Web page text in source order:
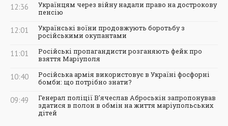
12:36
Українцям через війну надали право на дострокову
пенсію
12:01
Українські воїни продовжують боротьбу з
російськими окупантами
11:01
Російські пропагандисти розганяють фейк про
взяття Маріуполя
10:40
Російська армія використовує в Україні фосфорні
бомби: що потрібно знати?
09:49
Генерал поліції В'ячеслав Аброськін запропонував
здатися в полон в обмін на життя маріупольських
дітей